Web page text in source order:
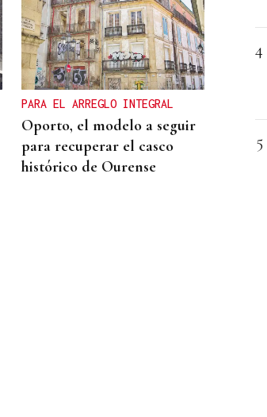
PARA EL ARREGLO INTEGRAL
Oporto, el modelo a seguir
para recuperar el casco
histórico de Ourense